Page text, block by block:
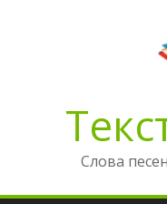
Слова